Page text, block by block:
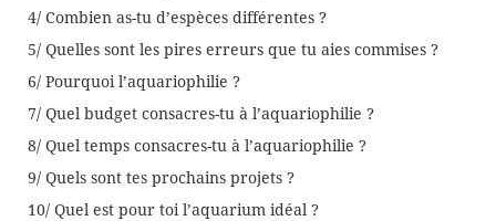
4/ Combien as-tu d’espèces différentes ?
5/ Quelles sont les pires erreurs que tu aies commises ?
6/ Pourquoi l’aquariophilie ?
7/ Quel budget consacres-tu à l’aquariophilie ?
8/ Quel temps consacres-tu à l’aquariophilie ?
9/ Quels sont tes prochains projets ?
10/ Quel est pour toi l’aquarium idéal ?